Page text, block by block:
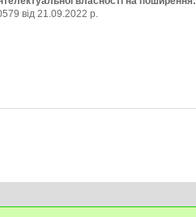
від 21.09.2022 р.